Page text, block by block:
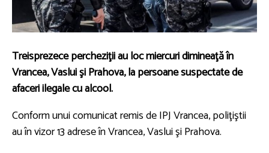
Treisprezece percheziţii au loc miercuri dimineaţă în
Vrancea, Vaslui şi Prahova, la persoane suspectate de
afaceri ilegale cu alcool.
Conform unui comunicat remis de IPJ Vrancea, poliţiştii
au în vizor 13 adrese în Vrancea, Vaslui şi Prahova.